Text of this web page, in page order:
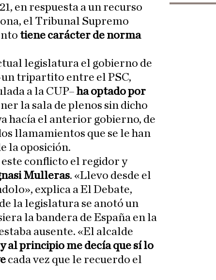
en respuesta a un recurso
el Tribunal Supremo
tiene carácter de norma
legislatura el gobierno de
tripartito entre el PSC,
a la CUP– ha optado por
la sala de plenos sin dicho
hacía el anterior gobierno, de
llamamientos que se le han
la oposición.
conflicto el regidor y
Mulleras. «Llevo desde el
explica a El Debate,
la legislatura se anotó un
la bandera de España en la
ausente. «El alcalde
y al principio me decía que sí lo
cada vez que le recuerdo el